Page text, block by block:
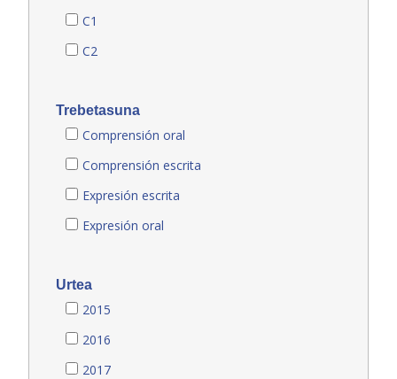
C1
C2
Trebetasuna
Comprensión oral
Comprensión escrita
Expresión escrita
Expresión oral
Urtea
2015
2016
2017